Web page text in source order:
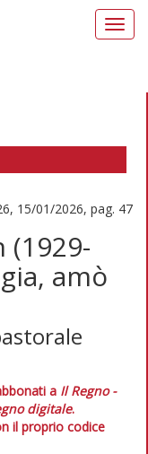
15/01/2026, pag. 47
(1929-
amò
a Il Regno -
digitale.
il proprio codice